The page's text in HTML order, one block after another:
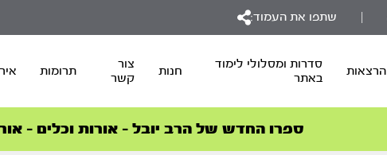
שתפו את העמוד:
הרצאות
סדרות ומסלולי לימוד
באתר
חנות
צור
קשר
תרומות
סדרות הפודקאסטים
הסדרה המובילה החודש – דרך
ספרו החדש של הרב יובל – אורות וכלים –
הצטרפו למהפכת הבריאות הטבעית
סדרות הפודקאסטים
הסדרה המובילה החודש – דרך